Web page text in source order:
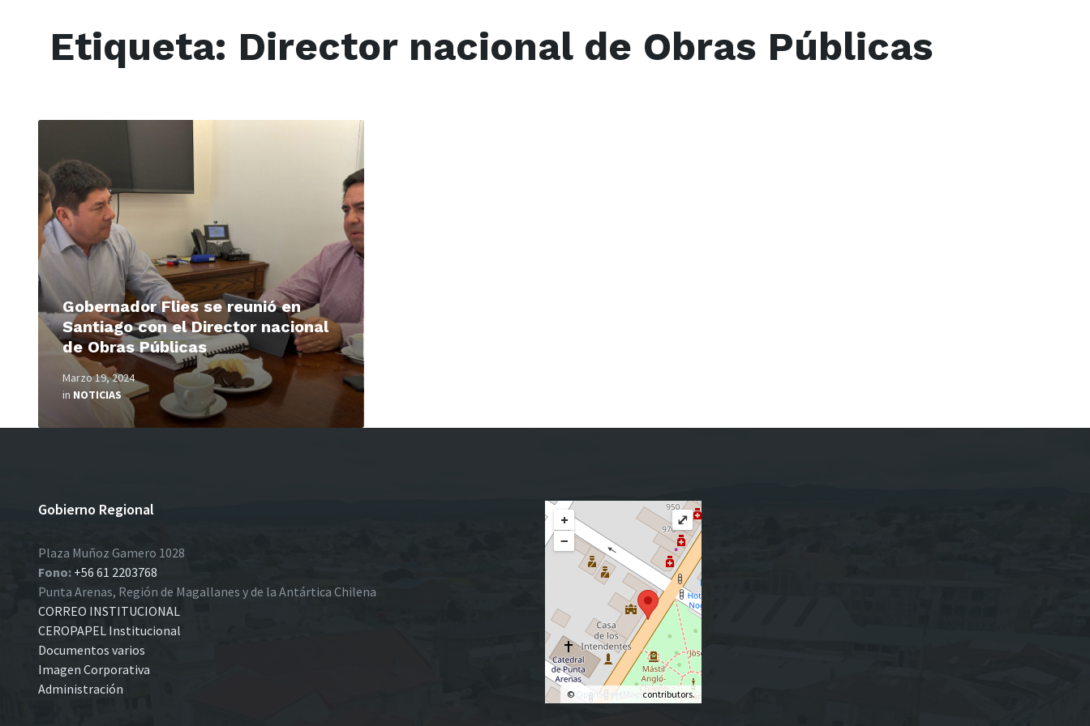
Etiqueta: Director nacional de Obras Públicas
Gobernador Flies se reunió en
Santiago con el Director nacional
de Obras Públicas
Marzo 19, 2024
in NOTICIAS
Read
Gobierno Regional
Plaza Muñoz Gamero 1028
Fono: +56 61 2203768
Punta Arenas, Región de Magallanes y de la Antártica Chilena
CORREO INSTITUCIONAL
CEROPAPEL Institucional
Documentos varios
Imagen Corporativa
Administración
+
−
© OpenStreetMapcontributors.
⤢